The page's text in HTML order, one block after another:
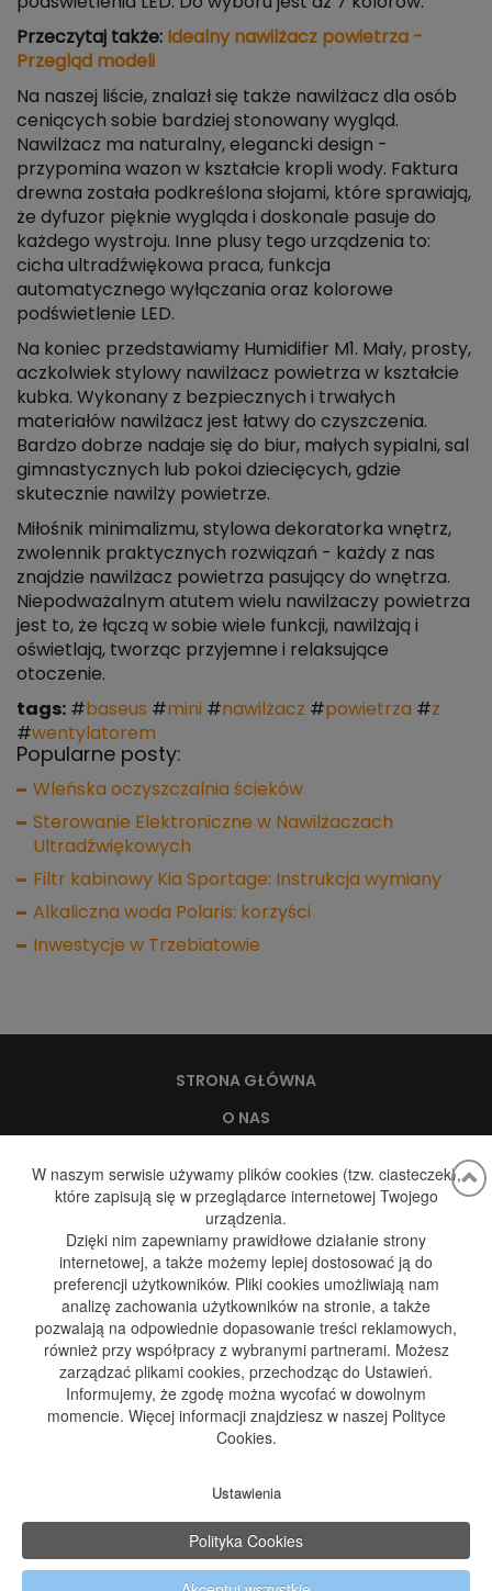
Przeczytaj także: Idealny nawilżacz powietrza -
Przegląd modeli
Na naszej liście, znalazł się także nawilżacz dla osób
ceniących sobie bardziej stonowany wygląd.
Nawilżacz ma naturalny, elegancki design -
przypomina wazon w kształcie kropli wody. Faktura
drewna została podkreślona słojami, które sprawiają,
że dyfuzor pięknie wygląda i doskonale pasuje do
każdego wystroju. Inne plusy tego urządzenia to:
cicha ultradźwiękowa praca, funkcja
automatycznego wyłączania oraz kolorowe
podświetlenie LED.
Na koniec przedstawiamy Humidifier M1. Mały, prosty,
aczkolwiek stylowy nawilżacz powietrza w kształcie
kubka. Wykonany z bezpiecznych i trwałych
materiałów nawilżacz jest łatwy do czyszczenia.
Bardzo dobrze nadaje się do biur, małych sypialni, sal
gimnastycznych lub pokoi dziecięcych, gdzie
skutecznie nawilży powietrze.
Miłośnik minimalizmu, stylowa dekoratorka wnętrz,
zwolennik praktycznych rozwiązań - każdy z nas
znajdzie nawilżacz powietrza pasujący do wnętrza.
Niepodważalnym atutem wielu nawilżaczy powietrza
jest to, że łączą w sobie wiele funkcji, nawilżają i
oświetlają, tworząc przyjemne i relaksujące
otoczenie.
tags: # baseus #mini #nawilżacz #powietrza #z
#wentylatorem
Popularne posty:
Wleńska oczyszczalnia ścieków
Sterowanie Elektroniczne w Nawilżaczach
Ultradźwiękowych
Filtr kabinowy Kia Sportage: Instrukcja wymiany
Alkaliczna woda Polaris: korzyści
Inwestycje w Trzebiatowie
STRONA GŁÓWNA
O NAS
DYSTRYBUCJA WODY
DYSTRYBUCJA GAZU
GALERIA
BLOG
KONTAKT
Adres:
ul. Kościuszki 190
Dane kontaktowe:
biuro@kedconnect.pl
Polityka prywatności
Polityka Cookies
W naszym serwisie używamy plików cookies (tzw. ciasteczek),
które zapisują się w przeglądarce internetowej Twojego
urządzenia.
Dzięki nim zapewniamy prawidłowe działanie strony
internetowej, a także możemy lepiej dostosować ją do
preferencji użytkowników. Pliki cookies umożliwiają nam
analizę zachowania użytkowników na stronie, a także
pozwalają na odpowiednie dopasowanie treści reklamowych,
również przy współpracy z wybranymi partnerami. Możesz
zarządzać plikami cookies, przechodząc do Ustawień.
Informujemy, że zgodę można wycofać w dowolnym
momencie. Więcej informacji znajdziesz w naszej Polityce
Cookies.
Ustawienia
Polityka Cookies